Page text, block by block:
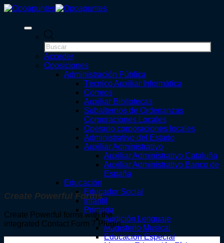
Saltar
contenido
de
productos
Acceder
Oposiciones
Administración Pública
Técnico Auxiliar Informática
Correos
Auxiliar Bibliotecas
Subalternos de Ordenanzas
Corporaciones Locales
Operario corporaciones locales
Administrativo del Estado
Auxiliar Administrativo
Auxiliar Administrativo Cataluña
Auxiliar Administrativo Banco de
España
Educación
Educador Social
Infantil
Primaria
Audición Lenguaje
Magisterio Musical
Educación Especial
Create Powerful Forms
Create Powerful forms with the
integrated Contact Form 7 Plugin.